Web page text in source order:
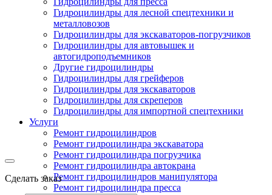
Гидроцилиндры для лесной спецтехники и
металловозов
Гидроцилиндры для экскаваторов-погрузчиков
Гидроцилиндры для автовышек и
автогидроподъемников
Другие гидроцилиндры
Гидроцилиндры для грейферов
Гидроцилиндры для экскаваторов
Гидроцилиндры для скреперов
Гидроцилиндры для импортной спецтехники
Услуги
Ремонт гидроцилиндров
Ремонт гидроцилиндра экскаватора
Ремонт гидроцилиндра погрузчика
Ремонт гидроцилиндра автокрана
Ремонт гидроцилиндров манипулятора
Ремонт гидроцилиндра пресса
Сделать заказ